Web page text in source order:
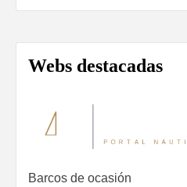
Webs destacadas
Barcos de ocasión